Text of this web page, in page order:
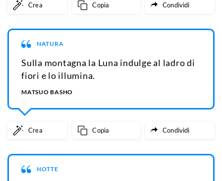
Crea Copia Condividi
NATURA
Sulla montagna la Luna indulge al ladro di
fiori e lo illumina.
MATSUO BASHO
Crea Copia Condividi
NOTTE